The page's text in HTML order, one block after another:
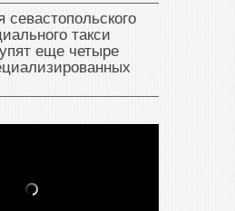
севастопольского
такси
еще четыре